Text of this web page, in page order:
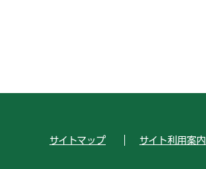
サイトマップ サイト利用案内